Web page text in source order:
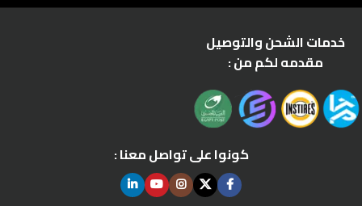
خدمات الشحن والتوصيل
مقدمه لكم من :
كونوا على تواصل معنا :